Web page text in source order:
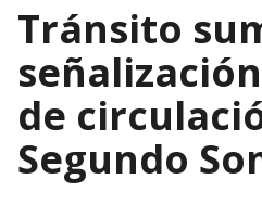
Tránsito
de
Segundo